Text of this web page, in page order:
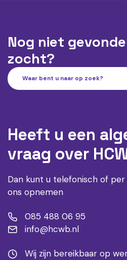
Nog niet
zocht?
Heeft u een
vraag over
Dan kunt u telefonisch of
ons opnemen
085 488 06 95
info@hcwb.nl
Wij zijn bereikbaar op